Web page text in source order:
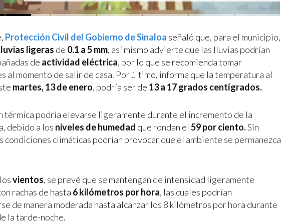
Protección Civil del Gobierno de Sinaloa señaló que, para el municipio,
ligeras de 0.1 a 5 mm, así mismo advierte que las lluvias podrían
de actividad eléctrica, por lo que se recomienda tomar
al momento de salir de casa. Por último, informa que la temperatura al
martes, 13 de enero, podría ser de 13 a 17 grados centígrados.
térmica podría elevarse ligeramente durante el incremento de la
debido a los niveles de humedad que rondan el 59 por ciento.Sin
condiciones climáticas podrían provocar que el ambiente se permanezca
vientos, se prevé que se mantengan de intensidad ligeramente
rachas de hasta 6 kilómetros por hora, las cuales podrían
de manera moderada hasta alcanzar los 8 kilómetros por hora durante
la tarde-noche.